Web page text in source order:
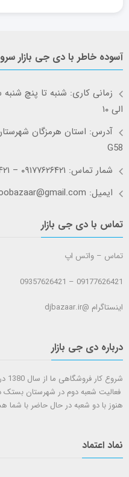
آسوده خاطر با دی جی بازار
الی ۱۰
G58
شمار تماس: ۰۹۱۷۷۶۲۶۴۲۱ – ۰۹۳۵۷۶۲۶۴۲۱
ایمیل: daneshjoobazaar@gmail.com
تماس با دی جی بازار
تماس – واتس اپ
09177626421 – 09357626421
اینستاگرام @djbazaar.ir
درباره دی جی بازار
هنوز با دو شعبه در حال حاضر با شما
نماد اعتماد